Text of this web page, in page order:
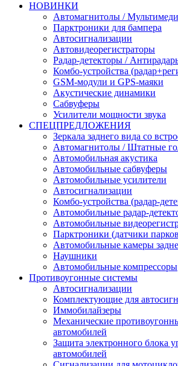
НОВИНКИ
Автомагнитолы /
Парктроники для бампера
Автосигнализации
Автовидеорегистраторы
Радар-детекторы /
Комбо-устройства
GSM-модули и GPS-маяки
Акустические динамики
Сабвуферы
Усилители мощности звука
СПЕЦПРЕДЛОЖЕНИЯ
Зеркала заднего вида со
Автомагнитолы / Штатные
Автомобильная акустика
Автомобильные сабвуферы
Автомобильные усилители
Автосигнализации
Комбо-устройства (радар-
Автомобильные радар-
Автомобильные
Парктроники (датчики
Автомобильные камеры
Наушники
Автомобильные компрессоры
Противоугонные системы
Автосигнализации
Комплектующие для
Иммобилайзеры
Механические
автомобилей
Защита электронного блока
автомобилей